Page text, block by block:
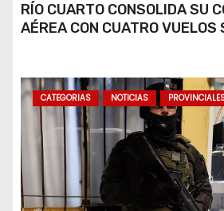
RÍO CUARTO CONSOLIDA SU
AÉREA CON CUATRO VUELOS
CATEGORIAS NOTICIAS